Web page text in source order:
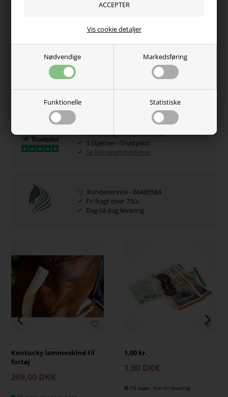
Nødvendige Markedsføring
Funktionelle Statistiske
Vis cookie detaljer
Hvorfor handle hos os?
Kundernes anderkendelse
5 Stjerner - Trustpilot
Se kundeanmeldelser
Kundeservice - 60485584
Fri fragt over 750,-
Dag-til-dag levering
Kentucky lammeskind til
fortøj
269,00 DKK
1,00 kr.
1,00 DKK
På lager, klar til levering